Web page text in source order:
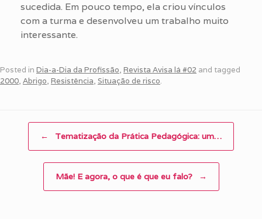
sucedida. Em pouco tempo, ela criou vínculos
com a turma e desenvolveu um trabalho muito
interessante.
Posted in Dia-a-Dia da Profissão, Revista Avisa lá #02 and tagged
2000, Abrigo, Resistência, Situação de risco.
Post navigation
← Tematização da Prática Pedagógica: um…
Mãe! E agora, o que é que eu falo? →